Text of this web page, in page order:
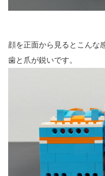
顔を正面から見るとこんな
歯と爪が鋭いです。